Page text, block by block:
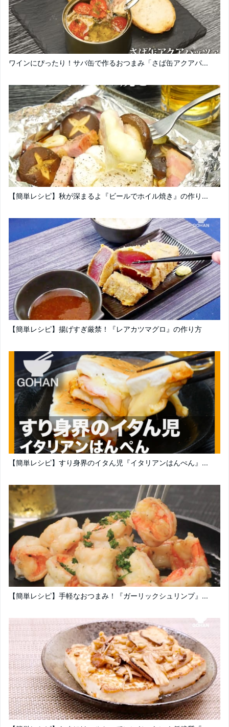
ワインにぴったり！サバ缶で作るおつまみ「さば缶アクアパ...
【簡単レシピ】秋が深まるよ『ビールでホイル焼き』の作り...
【簡単レシピ】揚げすぎ厳禁！『レアカツマグロ』の作り方
【簡単レシピ】すり身界のイタん児『イタリアンはんぺん』...
【簡単レシピ】手軽なおつまみ！『ガーリックシュリンプ』...